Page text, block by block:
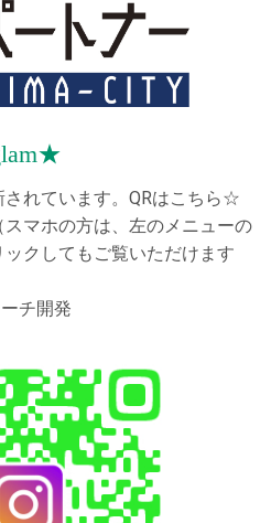
を更新しました！
大会」と「歓迎会・懇親会」を
・社会貢献】の「安全大会」に
ました！
ました！
「清掃ボランティア」を更新し
れています。QRはこちら☆
マホの方は、左のメニューの
クしてもご覧いただけます
チ開発